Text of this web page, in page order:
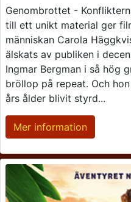
Genombrottet -
till ett unikt material ger
människan Carola
älskats av publiken i
Ingmar Bergman i så hög
bröllop på repeat. Och
års ålder blivit styrd...
Mer information